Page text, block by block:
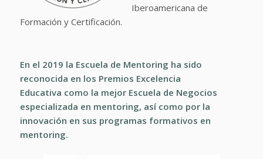
Iberoamericana de
Formación y Certificación.
En el 2019 la Escuela de Mentoring ha sido
reconocida en los Premios Excelencia
Educativa como la mejor Escuela de Negocios
especializada en mentoring, así como por la
innovación en sus programas formativos en
mentoring.